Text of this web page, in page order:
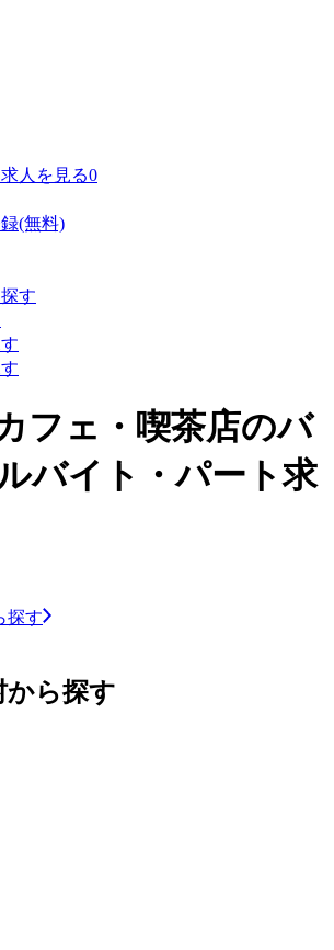
人を見る0
(無料)
す
フェ・喫茶店のバ
バイト・パート求
探す
から探す